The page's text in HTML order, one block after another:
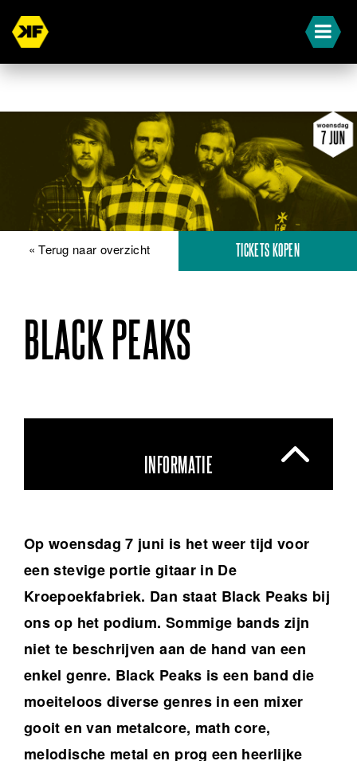
« Terug naar overzicht TICKETS KOPEN
BLACK PEAKS
INFORMATIE
Op woensdag 7 juni is het weer tijd voor
een stevige portie gitaar in De
Kroepoekfabriek. Dan staat Black Peaks bij
ons op het podium. Sommige bands zijn
niet te beschrijven aan de hand van een
enkel genre. Black Peaks is een band die
moeiteloos diverse genres in een mixer
gooit en van metalcore, math core,
melodische metal en prog een heerlijke